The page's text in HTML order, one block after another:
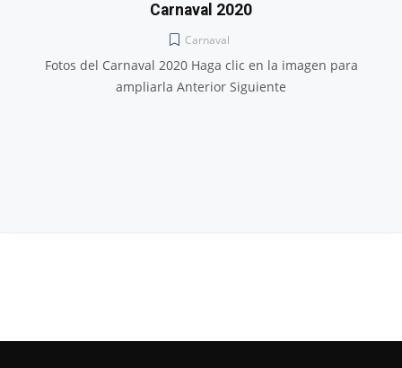
Carnaval 2020
Carnaval
Fotos del Carnaval 2020 Haga clic en la imagen para
ampliarla Anterior Siguiente